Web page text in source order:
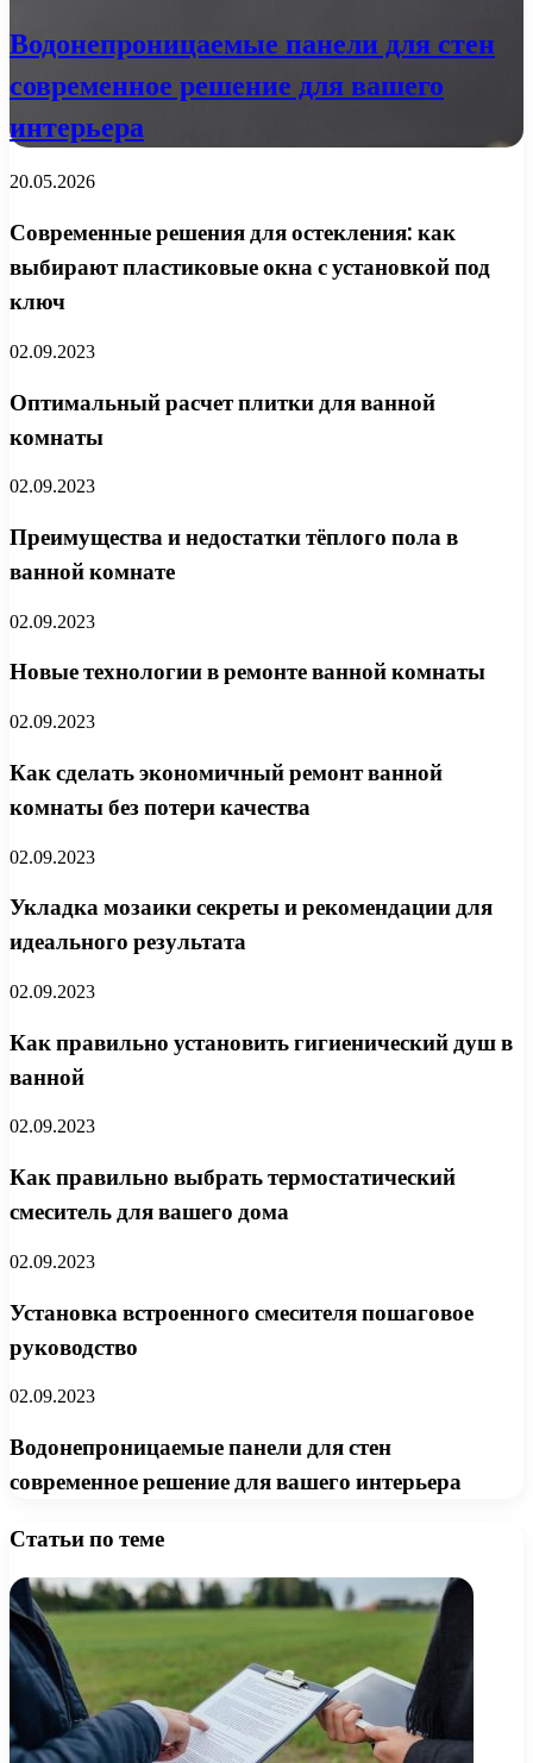
Водонепроницаемые панели для стен
современное решение для вашего
интерьера
20.05.2026
Современные решения для остекления: как
выбирают пластиковые окна с установкой под
ключ
02.09.2023
Оптимальный расчет плитки для ванной
комнаты
02.09.2023
Преимущества и недостатки тёплого пола в
ванной комнате
02.09.2023
Новые технологии в ремонте ванной комнаты
02.09.2023
Как сделать экономичный ремонт ванной
комнаты без потери качества
02.09.2023
Укладка мозаики секреты и рекомендации для
идеального результата
02.09.2023
Как правильно установить гигиенический душ в
ванной
02.09.2023
Как правильно выбрать термостатический
смеситель для вашего дома
02.09.2023
Установка встроенного смесителя пошаговое
руководство
02.09.2023
Водонепроницаемые панели для стен
современное решение для вашего интерьера
Статьи по теме